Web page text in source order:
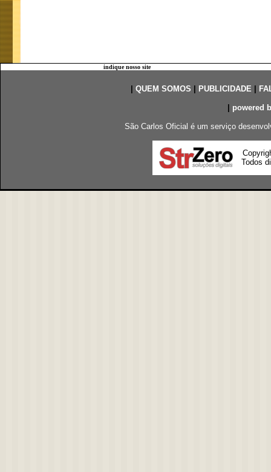
indique nosso site
QUEM SOMOS PUBLICIDADE|
powered
São Carlos Oficial é um serviço
Todos